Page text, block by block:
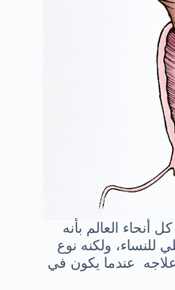
العالم بأنه
للنساء، ولكنه نوع
عندما يكون في